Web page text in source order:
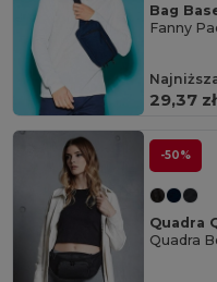
Bag
Fanny
29,37 zł
-50%
Quadra
Quadra